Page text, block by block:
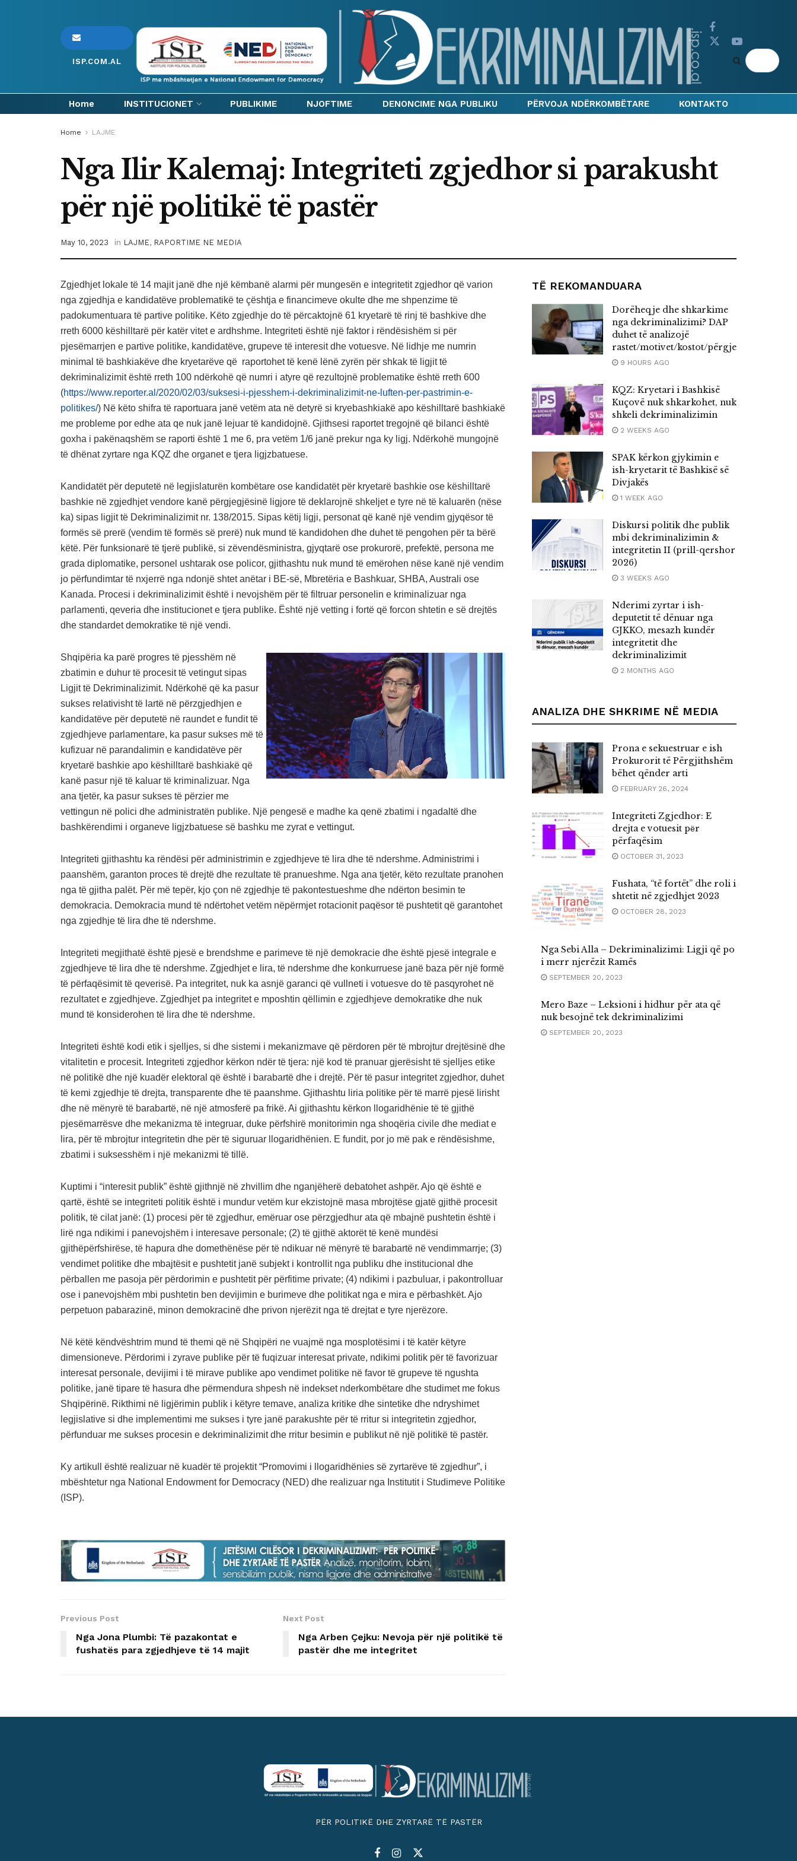
ISP.COM.AL
Home INSTITUCIONET PUBLIKIME NJOFTIME DENONCIME NGA PUBLIKU PËRVOJA NDËRKOMBËTARE KONTAKTO
Home LAJME
Nga Ilir Kalemaj: Integriteti zgjedhor si parakusht
për një politikë të pastër
May 10, 2023 in LAJME, RAPORTIME NE MEDIA
Zgjedhjet lokale të 14 majit janë dhe një këmbanë alarmi për mungesën e integritetit zgjedhor që varion
nga zgjedhja e kandidatëve problematikë te çështja e financimeve okulte dhe me shpenzime të
padokumentuara të partive politike. Këto zgjedhje do të përcaktojnë 61 kryetarë të rinj të bashkive dhe
rreth 6000 këshilltarë për katër vitet e ardhshme. Integriteti është një faktor i rëndësishëm si për
pjesëmarrjen e partive politike, kandidatëve, grupeve të interesit dhe votuesve. Në lidhje me numrin
minimal të bashkiakëve dhe kryetarëve që raportohet të kenë lënë zyrën për shkak të ligjit të
dekriminalizimit është rreth 100 ndërkohë që numri i atyre që rezultojnë problematike është rreth 600
(https://www.reporter.al/2020/02/03/suksesi-i-pjesshem-i-dekriminalizimit-ne-luften-per-pastrimin-e-
politikes/) Në këto shifra të raportuara janë vetëm ata në detyrë si kryebashkiakë apo këshilltarë bashkiakë
me probleme por edhe ata qe nuk janë lejuar të kandidojnë. Gjithsesi raportet tregojnë që bilanci është
goxha i pakënaqshëm se raporti është 1 me 6, pra vetëm 1/6 janë prekur nga ky ligj. Ndërkohë mungojnë
të dhënat zyrtare nga KQZ dhe organet e tjera ligjzbatuese.
Kandidatët për deputetë në legjislaturën kombëtare ose kandidatët për kryetarë bashkie ose këshilltarë
bashkie në zgjedhjet vendore kanë përgjegjësinë ligjore të deklarojnë shkeljet e tyre në të kaluarën (nëse
ka) sipas ligjit të Dekriminalizimit nr. 138/2015. Sipas këtij ligji, personat që kanë një vendim gjyqësor të
formës së prerë (vendim të formës së prerë) nuk mund të kandidohen dhe duhet të pengohen për ta bërë
këtë. Për funksionarë të tjerë publikë, si zëvendësministra, gjyqtarë ose prokurorë, prefektë, persona me
grada diplomatike, personel ushtarak ose policor, gjithashtu nuk mund të emërohen nëse kanë një vendim
jo përfundimtar të nxjerrë nga ndonjë shtet anëtar i BE-së, Mbretëria e Bashkuar, SHBA, Australi ose
Kanada. Procesi i dekriminalizimit është i nevojshëm për të filtruar personelin e kriminalizuar nga
parlamenti, qeveria dhe institucionet e tjera publike. Është një vetting i fortë që forcon shtetin e së drejtës
dhe standardet demokratike të një vendi.
Shqipëria ka parë progres të pjesshëm në
zbatimin e duhur të procesit të vetingut sipas
Ligjit të Dekriminalizimit. Ndërkohë që ka pasur
sukses relativisht të lartë në përzgjedhjen e
kandidatëve për deputetë në raundet e fundit të
zgjedhjeve parlamentare, ka pasur sukses më të
kufizuar në parandalimin e kandidatëve për
kryetarë bashkie apo këshilltarë bashkiakë që
kanë pasur një të kaluar të kriminalizuar. Nga
ana tjetër, ka pasur sukses të përzier me
vettingun në polici dhe administratën publike. Një pengesë e madhe ka qenë zbatimi i ngadaltë dhe
bashkërendimi i organeve ligjzbatuese së bashku me zyrat e vettingut.
Integriteti gjithashtu ka rëndësi për administrimin e zgjedhjeve të lira dhe të ndershme. Administrimi i
paanshëm, garanton proces të drejtë dhe rezultate të pranueshme. Nga ana tjetër, këto rezultate pranohen
nga të gjitha palët. Për më tepër, kjo çon në zgjedhje të pakontestueshme dhe ndërton besimin te
demokracia. Demokracia mund të ndërtohet vetëm nëpërmjet rotacionit paqësor të pushtetit që garantohet
nga zgjedhje të lira dhe të ndershme.
Integriteti megjithatë është pjesë e brendshme e parimeve të një demokracie dhe është pjesë integrale e
zgjedhjeve të lira dhe të ndershme. Zgjedhjet e lira, të ndershme dhe konkurruese janë baza për një formë
të përfaqësimit të qeverisë. Pa integritet, nuk ka asnjë garanci që vullneti i votuesve do të pasqyrohet në
rezultatet e zgjedhjeve. Zgjedhjet pa integritet e mposhtin qëllimin e zgjedhjeve demokratike dhe nuk
mund të konsiderohen të lira dhe të ndershme.
Integriteti është kodi etik i sjelljes, si dhe sistemi i mekanizmave që përdoren për të mbrojtur drejtësinë dhe
vitalitetin e procesit. Integriteti zgjedhor kërkon ndër të tjera: një kod të pranuar gjerësisht të sjelljes etike
në politikë dhe një kuadër elektoral që është i barabartë dhe i drejtë. Për të pasur integritet zgjedhor, duhet
të kemi zgjedhje të drejta, transparente dhe të paanshme. Gjithashtu liria politike për të marrë pjesë lirisht
dhe në mënyrë të barabartë, në një atmosferë pa frikë. Ai gjithashtu kërkon llogaridhënie të të gjithë
pjesëmarrësve dhe mekanizma të integruar, duke përfshirë monitorimin nga shoqëria civile dhe mediat e
lira, për të mbrojtur integritetin dhe për të siguruar llogaridhënien. E fundit, por jo më pak e rëndësishme,
zbatimi i suksesshëm i një mekanizmi të tillë.
Kuptimi i “interesit publik” është gjithnjë në zhvillim dhe nganjëherë debatohet ashpër. Ajo që është e
qartë, është se integriteti politik është i mundur vetëm kur ekzistojnë masa mbrojtëse gjatë gjithë procesit
politik, të cilat janë: (1) procesi për të zgjedhur, emëruar ose përzgjedhur ata që mbajnë pushtetin është i
lirë nga ndikimi i panevojshëm i interesave personale; (2) të gjithë aktorët të kenë mundësi
gjithëpërfshirëse, të hapura dhe domethënëse për të ndikuar në mënyrë të barabartë në vendimmarrje; (3)
vendimet politike dhe mbajtësit e pushtetit janë subjekt i kontrollit nga publiku dhe institucional dhe
përballen me pasoja për përdorimin e pushtetit për përfitime private; (4) ndikimi i pazbuluar, i pakontrolluar
ose i panevojshëm mbi pushtetin ben devijimin e burimeve dhe politikat nga e mira e përbashkët. Ajo
perpetuon pabarazinë, minon demokracinë dhe privon njerëzit nga të drejtat e tyre njerëzore.
Në këtë këndvështrim mund të themi që në Shqipëri ne vuajmë nga mosplotësimi i të katër këtyre
dimensioneve. Përdorimi i zyrave publike për të fuqizuar interesat private, ndikimi politik për të favorizuar
interesat personale, devijimi i të mirave publike apo vendimet politike në favor të grupeve të ngushta
politike, janë tipare të hasura dhe përmendura shpesh në indekset nderkombëtare dhe studimet me fokus
Shqipërinë. Rikthimi në ligjërimin publik i këtyre temave, analiza kritike dhe sintetike dhe ndryshimet
legjislative si dhe implementimi me sukses i tyre janë parakushte për të rritur si integritetin zgjedhor,
përfunduar me sukses procesin e dekriminalizimit dhe rritur besimin e publikut në një politikë të pastër.
Ky artikull është realizuar në kuadër të projektit “Promovimi i llogaridhënies së zyrtarëve të zgjedhur”, i
mbështetur nga National Endowment for Democracy (NED) dhe realizuar nga Institutit i Studimeve Politike
(ISP).
Previous Post
Nga Jona Plumbi: Të pazakontat e
fushatës para zgjedhjeve të 14 majit
Next Post
Nga Arben Çejku: Nevoja për një politikë të
pastër dhe me integritet
TË REKOMANDUARA
Dorëheqje dhe shkarkime
nga dekriminalizimi? DAP
duhet të analizojë
rastet/motivet/kostot/përgjegjësitë
9 HOURS AGO
KQZ: Kryetari i Bashkisë
Kuçovë nuk shkarkohet, nuk
shkeli dekriminalizimin
2 WEEKS AGO
SPAK kërkon gjykimin e
ish-kryetarit të Bashkisë së
Divjakës
1 WEEK AGO
Diskursi politik dhe publik
mbi dekriminalizimin &
integritetin II (prill-qershor
2026)
3 WEEKS AGO
Nderimi zyrtar i ish-
deputetit të dënuar nga
GJKKO, mesazh kundër
integritetit dhe
dekriminalizimit
2 MONTHS AGO
ANALIZA DHE SHKRIME NË MEDIA
Prona e sekuestruar e ish
Prokurorit të Përgjithshëm
bëhet qënder arti
FEBRUARY 26, 2024
Integriteti Zgjedhor: E
drejta e votuesit pёr
përfaqësim
OCTOBER 31, 2023
Fushata, “të fortët” dhe roli i
shtetit në zgjedhjet 2023
OCTOBER 28, 2023
Nga Sebi Alla – Dekriminalizimi: Ligji që po
i merr njerëzit Ramës
SEPTEMBER 20, 2023
Mero Baze – Leksioni i hidhur për ata që
nuk besojnë tek dekriminalizimi
SEPTEMBER 20, 2023
PËR POLITIKË DHE ZYRTARË TË PASTËR